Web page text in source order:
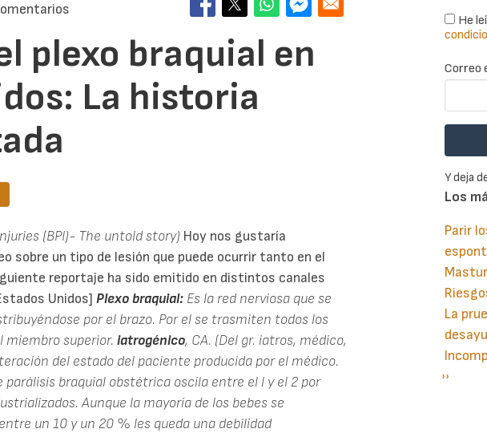
plexo braquial en
La historia
(BPI)- The untold story) Hoy nos gustaría
sobre un tipo de lesión que puede ocurrir tanto en el
reportaje ha sido emitido en distintos canales
Unidos] Plexo braquial: Es la red nerviosa que se
por el brazo. Por el se trasmiten todos los
miembro superior. iatrogénico, CA. (Del gr. iatros, médico,
del estado del paciente producida por el médico.
parálisis braquial obstétrica oscila entre el l y el 2 por
Aunque la mayoría de los bebes se
un 10 y un 20 % les queda una debilidad
He
Correo
Y deja
Los
Parir
La
Siguiente
››